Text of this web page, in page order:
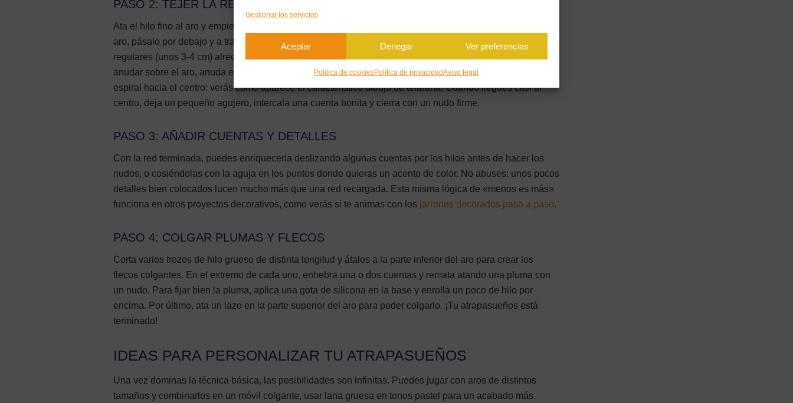
Gestionar los servicios
Aceptar Denegar Ver preferencias
Política de cookiesPolítica de privacidadAviso legal
PASO 2: TEJER LA RED CENTRAL
Ata el hilo fino al aro y empieza a crear la malla con un nudo sencillo de festón: lleva el hilo por encima del
aro, pásalo por debajo y a través del bucle que se forma, y tira para apretar. Repite este nudo a intervalos
regulares (unos 3-4 cm) alrededor de todo el aro hasta volver al inicio. En la segunda vuelta, en lugar de
anudar sobre el aro, anuda en el centro de cada tramo de hilo de la vuelta anterior. Continúa tejiendo en
espiral hacia el centro: verás cómo aparece el característico dibujo de telaraña. Cuando llegues casi al
centro, deja un pequeño agujero, intercala una cuenta bonita y cierra con un nudo firme.
PASO 3: AÑADIR CUENTAS Y DETALLES
Con la red terminada, puedes enriquecerla deslizando algunas cuentas por los hilos antes de hacer los
nudos, o cosiéndolas con la aguja en los puntos donde quieras un acento de color. No abuses: unos pocos
detalles bien colocados lucen mucho más que una red recargada. Esta misma lógica de «menos es más»
funciona en otros proyectos decorativos, como verás si te animas con los jarrones decorados paso a paso.
PASO 4: COLGAR PLUMAS Y FLECOS
Corta varios trozos de hilo grueso de distinta longitud y átalos a la parte inferior del aro para crear los
flecos colgantes. En el extremo de cada uno, enhebra una o dos cuentas y remata atando una pluma con
un nudo. Para fijar bien la pluma, aplica una gota de silicona en la base y enrolla un poco de hilo por
encima. Por último, ata un lazo en la parte superior del aro para poder colgarlo. ¡Tu atrapasueños está
terminado!
IDEAS PARA PERSONALIZAR TU ATRAPASUEÑOS
Una vez dominas la técnica básica, las posibilidades son infinitas. Puedes jugar con aros de distintos
tamaños y combinarlos en un móvil colgante, usar lana gruesa en tonos pastel para un acabado más